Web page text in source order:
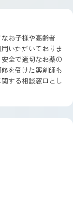
お子様や高齢者
いただいておりま
全で適切なお薬の
を受けた薬剤師も
する相談窓口とし